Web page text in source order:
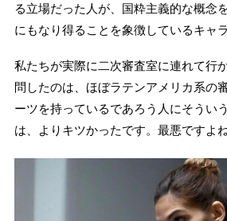
る立場だった人が、国粋主義的な概念
にもなり得ることを象徴しているキャ
私たちが実際に二次審査室に連れて行
問したのは、ほぼラテンアメリカ系の
ーツを持っているであろう人にそうい
は、よりキツかったです。最悪ですよね